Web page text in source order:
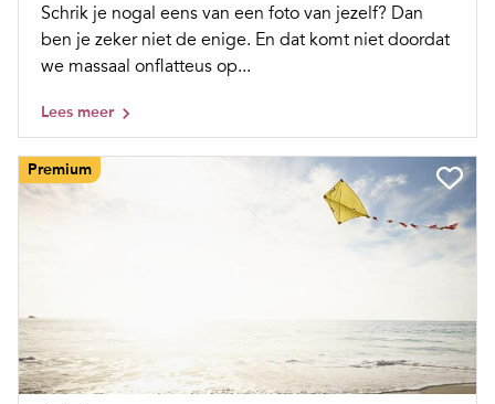
Schrik je nogal eens van een foto van jezelf? Dan
ben je zeker niet de enige. En dat komt niet doordat
we massaal onflatteus op...
Lees meer
Premium